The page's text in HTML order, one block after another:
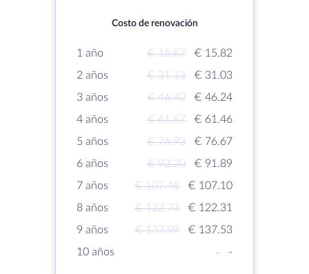
Costo de renovación
1 año € 15.87
€ 15.82
2 años
€ 31.13
€ 31.03
3 años
€ 46.40
€ 46.24
4 años
€ 61.67
€ 61.46
5 años
€ 76.93
€ 76.67
6 años
€ 92.20
€ 91.89
7 años
€ 107.46
€ 107.10
8 años
€ 122.73
€ 122.31
9 años
€ 137.99
€ 137.53
10 años
- -